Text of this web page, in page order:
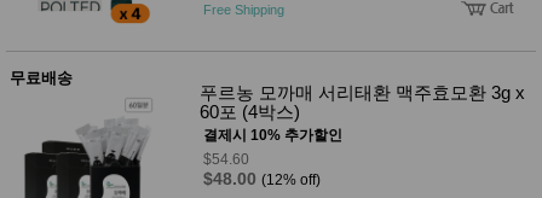
Free Shipping
무료배송
푸르농 모까매 서리태환 맥주효모환 3g x
60포 (4박스)
결제시 10% 추가할인
$54.60
$48.00 (12% off)